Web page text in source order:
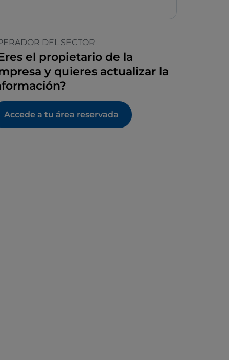
DEL SECTOR
el propietario de la
y quieres actualizar la
Accede a tu área reservada